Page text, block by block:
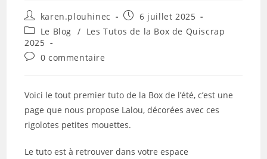
Auteur/autrice
de
la
publication :
karen.plouhinec
Publication
publiée :
6 juillet 2025
Post
category:
Le Blog / Les Tutos de la Box de Quiscrap
2025
Commentaires
publication :
0 commentaire
Voici le tout premier tuto de la Box de l’été, c’est une
page que nous propose Lalou, décorées avec ces
rigolotes petites mouettes.
Le tuto est à retrouver dans votre espace